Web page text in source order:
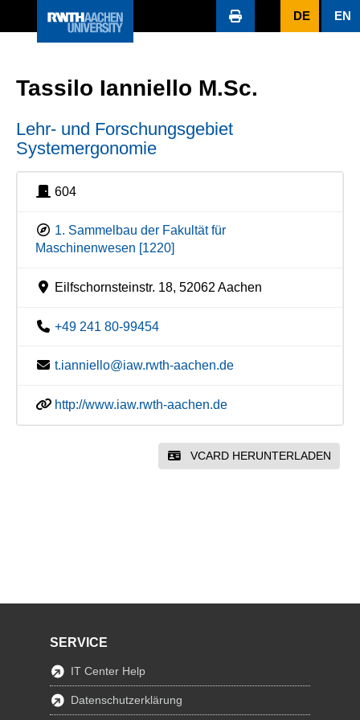
DE EN
Tassilo Ianniello M.Sc.
Lehr- und Forschungsgebiet
Systemergonomie
604
1. Sammelbau der Fakultät für
Maschinenwesen [1220]
Eilfschornsteinstr. 18, 52062 Aachen
+49 241 80-99454
t.ianniello@iaw.rwth-aachen.de
http://www.iaw.rwth-aachen.de
VCARD HERUNTERLADEN
SERVICE
IT Center Help
Datenschutzerklärung